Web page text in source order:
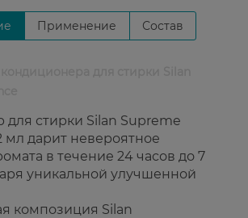
Применение Состав
для стирки Silan Supreme
мл дарит невероятное
в течение 24 часов до 7
уникальной улучшенной
композиция Silan